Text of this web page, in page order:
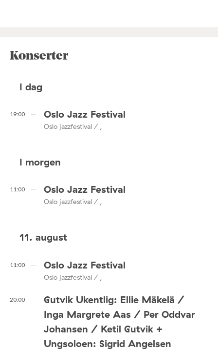
Konserter
I dag
19:00 Oslo Jazz Festival
Oslo jazzfestival / ,
I morgen
11:00 Oslo Jazz Festival
Oslo jazzfestival / ,
11. august
11:00 Oslo Jazz Festival
Oslo jazzfestival / ,
20:00
Gutvik Ukentlig: Ellie Mäkelä /
Inga Margrete Aas / Per Oddvar
Johansen / Ketil Gutvik +
Ungsoloen: Sigrid Angelsen